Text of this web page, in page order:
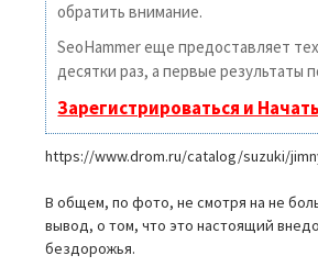
обратить внимание.
SeoHammer еще предоставляет
десятки раз, а первые результаты
Зарегистрироваться и
https://www.drom.ru/catalog/suzuki/
В общем, по фото, не смотря на не
вывод, о том, что это настоящий
бездорожья.